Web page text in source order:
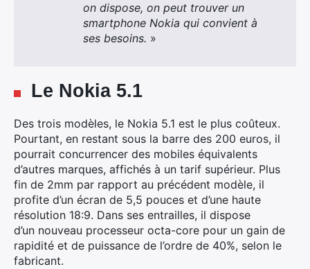
on dispose, on peut trouver un
smartphone Nokia qui convient à
ses besoins. »
Le Nokia 5.1
Des trois modèles, le Nokia 5.1 est le plus coûteux.
Pourtant, en restant sous la barre des 200 euros, il
pourrait concurrencer des mobiles équivalents
d’autres marques, affichés à un tarif supérieur. Plus
fin de 2mm par rapport au précédent modèle, il
profite d’un écran de 5,5 pouces et d’une haute
résolution 18:9. Dans ses entrailles, il dispose
d’un nouveau processeur octa-core pour un gain de
rapidité et de puissance de l’ordre de 40%, selon le
fabricant.